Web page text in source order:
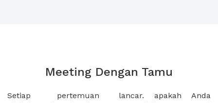
Meeting Dengan Tamu
Setiap pertemuan
lancar. apakah Anda